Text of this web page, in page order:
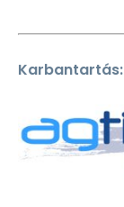
Karbantartás: